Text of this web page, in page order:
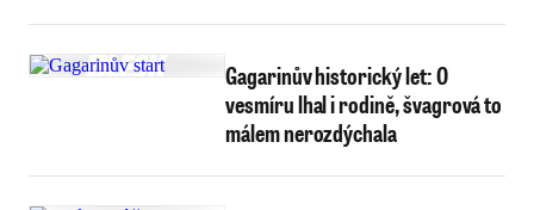
Gagarinův historický let: O
vesmíru lhal i rodině, švagrová to
málem nerozdýchala